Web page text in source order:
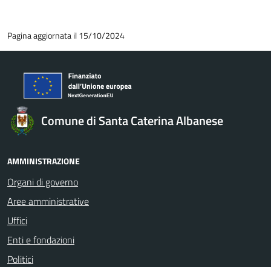
Pagina aggiornata il 15/10/2024
Comune di Santa Caterina Albanese
AMMINISTRAZIONE
Organi di governo
Aree amministrative
Uffici
Enti e fondazioni
Politici